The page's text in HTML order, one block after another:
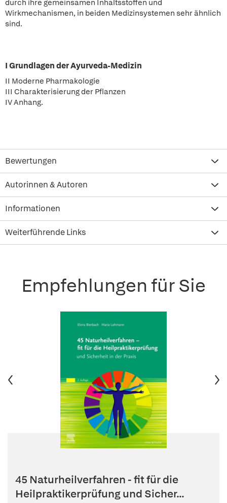
durch ihre gemeinsamen Inhaltsstoffen und
Wirkmechanismen, in beiden Medizinsystemen sehr ähnlich
sind.
I Grundlagen der Ayurveda-Medizin
II Moderne Pharmakologie
III Charakterisierung der Pflanzen
IV Anhang.
Bewertungen
Autorinnen & Autoren
Informationen
Weiterführende Links
Empfehlungen für Sie
45 Naturheilverfahren - fit für die
Heilpraktikerprüfung und Sicher...